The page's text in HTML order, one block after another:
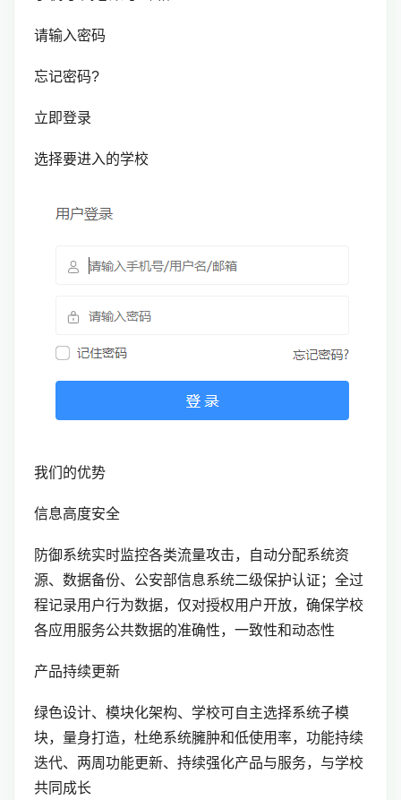
请输入密码
忘记密码?
立即登录
选择要进入的学校
我们的优势
信息高度安全
防御系统实时监控各类流量攻击，自动分配系统资
源、数据备份、公安部信息系统二级保护认证；全过
程记录用户行为数据，仅对授权用户开放，确保学校
各应用服务公共数据的准确性，一致性和动态性
产品持续更新
绿色设计、模块化架构、学校可自主选择系统子模
块，量身打造，杜绝系统臃肿和低使用率，功能持续
迭代、两周功能更新、持续强化产品与服务，与学校
共同成长